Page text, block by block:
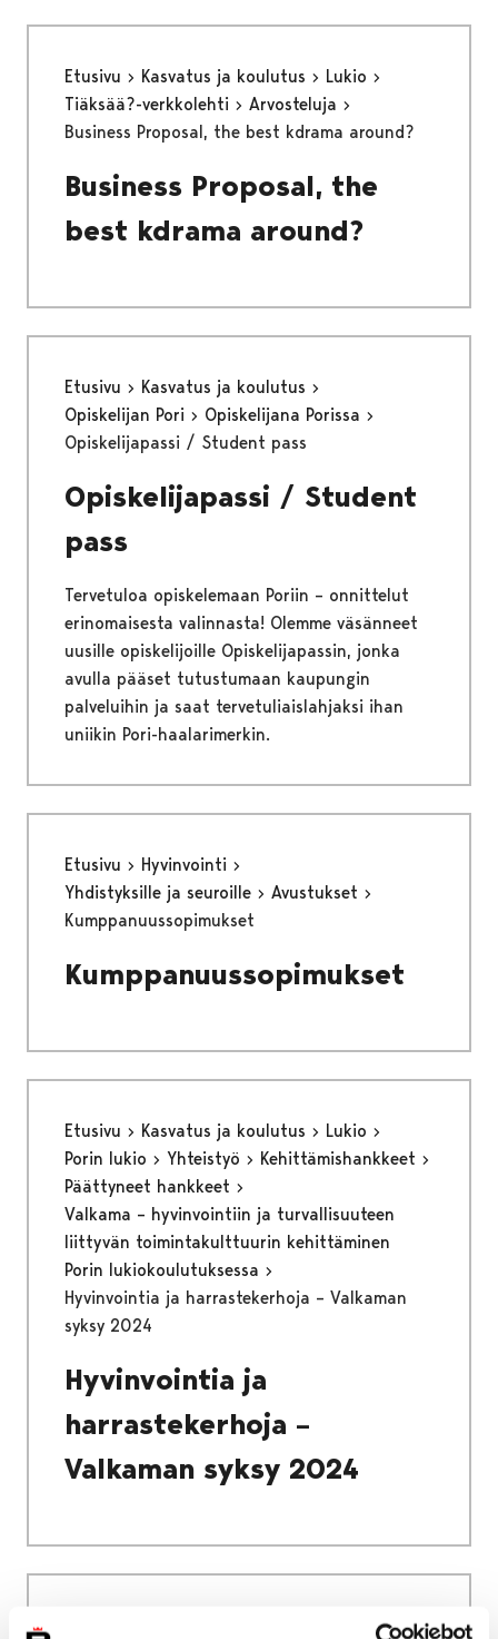
Etusivu Kasvatus ja koulutus
Lukio
Tiäksää?-verkkolehti
Arvosteluja
Business Proposal, the best kdrama around?
Business Proposal, the
best kdrama around?
Etusivu
Kasvatus ja koulutus
Opiskelijan Pori
Opiskelijana Porissa
Opiskelijapassi / Student pass
Opiskelijapassi / Student
pass
Tervetuloa opiskelemaan Poriin – onnittelut
erinomaisesta valinnasta! Olemme väsänneet
uusille opiskelijoille Opiskelijapassin, jonka
avulla pääset tutustumaan kaupungin
palveluihin ja saat tervetuliaislahjaksi ihan
uniikin Pori-haalarimerkin.
Etusivu
Hyvinvointi
Yhdistyksille ja seuroille
Avustukset
Kumppanuussopimukset
Kumppanuussopimukset
Etusivu Kasvatus ja koulutus
Lukio
Porin lukio
Yhteistyö
Kehittämishankkeet
Päättyneet hankkeet
Valkama – hyvinvointiin ja turvallisuuteen
liittyvän toimintakulttuurin kehittäminen
Porin lukiokoulutuksessa
Hyvinvointia ja harrastekerhoja – Valkaman
syksy 2024
Hyvinvointia ja
harrastekerhoja –
Valkaman syksy 2024